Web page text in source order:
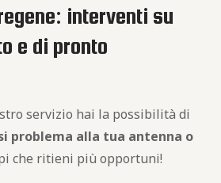
interventi su
e di pronto
servizio hai la possibilità di
problema alla tua antenna o
che ritieni più opportuni!